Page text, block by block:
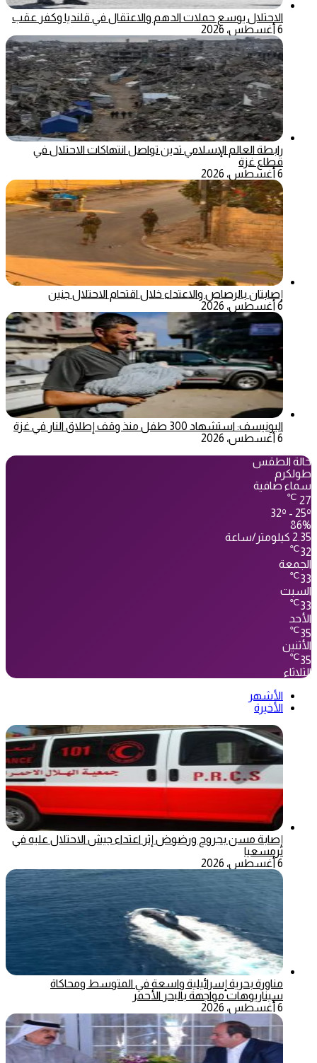
الاحتلال يوسع حملات الدهم والاعتقال في قلنديا وكفر عقب
6 أغسطس، 2026
رابطة العالم الإسلامي تدين تواصل انتهاكات الاحتلال في
قطاع غزة
6 أغسطس، 2026
إصابتان بالرصاص والاعتداء خلال اقتحام الاحتلال جنين
6 أغسطس، 2026
اليونيسف: استشهاد 300 طفل منذ وقف إطلاق النار في غزة
6 أغسطس، 2026
حالة الطقس
طولكرم
سماء صافية
27
℃
32º - 25º
86%
2.35 كيلومتر/ساعة
32
℃
الجمعة
33
℃
السبت
33
℃
الأحد
35
℃
الأثنين
35
℃
الثلاثاء
الأشهر
الأخيرة
إصابة مسن بجروح ورضوض إثر اعتداء جيش الاحتلال عليه في
ترمسعيا
6 أغسطس، 2026
مناورة بحرية إسرائيلية واسعة في المتوسط ومحاكاة
سيناريوهات مواجهة بالبحر الأحمر
6 أغسطس، 2026